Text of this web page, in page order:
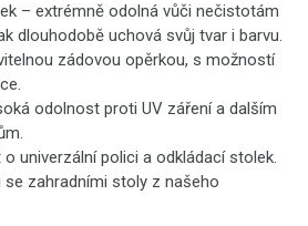
– extrémně odolná vůči nečistotám
dlouhodobě uchová svůj tvar i barvu.
zádovou opěrkou, s možností
odolnost proti UV záření a dalším
univerzální polici a odkládací stolek.
se zahradními stoly z našeho